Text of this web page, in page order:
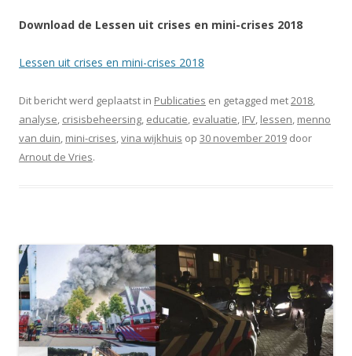
Download de Lessen uit crises en mini-crises 2018
Lessen uit crises en mini-crises 2018
Dit bericht werd geplaatst in Publicaties en getagged met2018,
analyse, crisisbeheersing, educatie, evaluatie, IFV, lessen, menno
van duin, mini-crises,vina wijkhuis op 30 november 2019 door
Arnout de Vries.